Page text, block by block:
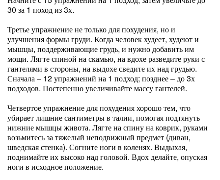
30 за 1 поход из 3х.
Третье упражнение не только для похудения, но и
улучшения формы груди. Когда человек худеет, худеют и
мышцы, поддерживающие грудь, и нужно добавить им
мощи. Лягте спиной на скамью, на вдохе разведите руки с
гантелями в стороны, на выдохе сведите их над грудью.
Сначала – 12 упражнений на 1 подход; позднее – до 3х
подходов. Постепенно увеличивайте массу гантелей.
Четвертое упражнение для похудения хорошо тем, что
убирает лишние сантиметры в талии, помогая подтянуть
нижние мышцы живота. Лягте на спину на коврик, руками
возьмитесь за тяжелый неподвижный предмет (диван,
шведская стенка). Согните ноги в коленях. Выдыхая,
поднимайте их высоко над головой. Вдох делайте, опуская
ноги в исходное положение.